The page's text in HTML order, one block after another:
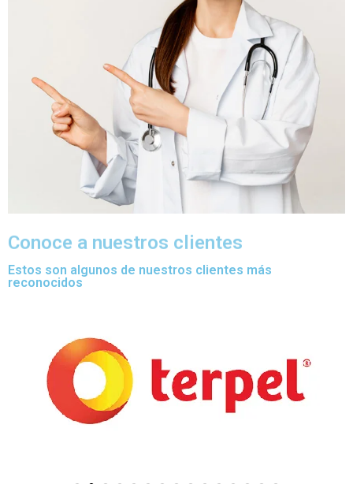
Conoce a nuestros clientes
Estos son algunos de nuestros clientes más
reconocidos